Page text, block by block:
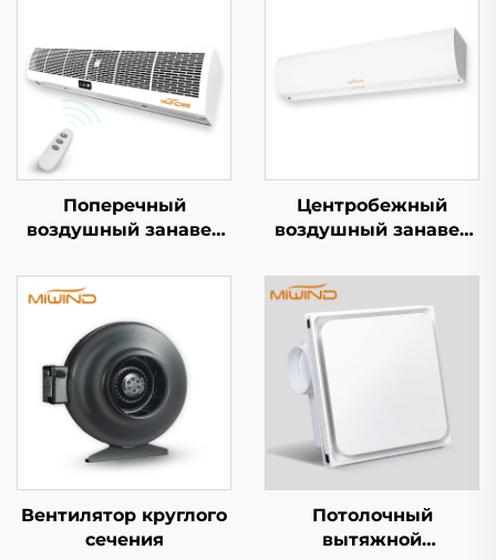
Поперечный
воздушный занавес
Центробежный
воздушный занавес
Вентилятор круглого
сечения
Потолочный
вытяжной